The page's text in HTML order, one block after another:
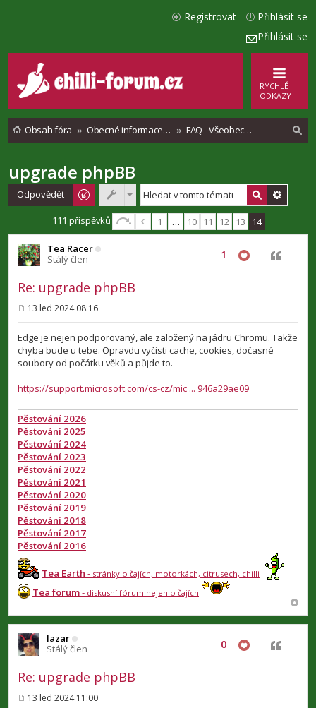
Přihlásit se
Přihlásit se
Registrovat
RYCHLÉ
ODKAZY
Obsah fóra Obecné informace o chilli fóru FAQ - Všeobecné pokyny chilli fóra
upgrade phpBB
Odpovědět
111 příspěvků 1 … 10 11 12 13 14
Tea Racer
Stálý člen
Re: upgrade phpBB
1 Citovat
ř
í
s
p
ě
e
k
13 led 2024 08:16
Edge je nejen podporovaný, ale založený na jádru Chromu. Takže
chyba bude u tebe. Opravdu vyčisti cache, cookies, dočasné
soubory od počátku věků a půjde to.
https://support.microsoft.com/cs-cz/mic ... 946a29ae09
Pěstování 2026
Pěstování 2025
Pěstování 2024
Pěstování 2023
Pěstování 2022
Pěstování 2021
Pěstování 2020
Pěstování 2019
Pěstování 2018
Pěstování 2017
Pěstování 2016
Tea Earth - stránky o čajích, motorkách, citrusech, chilli
Tea forum- diskusní fórum nejen o čajích
lazar
Stálý člen
Re: upgrade phpBB
0 Citovat
13 led 2024 11:00